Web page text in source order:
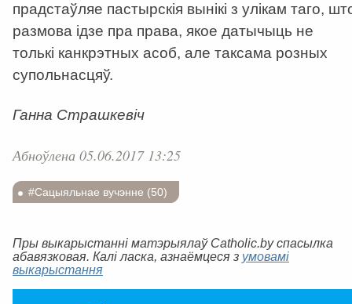
прадстаўляе пастырскія вынікі з улікам таго,
размова ідзе пра права, якое датычыць не
толькі канкрэтных асоб, але таксама розных
супольнасцяў.
Ганна Страшкевіч
Абноўлена 05.06.2017 13:25
#Сацыяльнае вучэнне (50)
Пры выкарыстанні матэрыялаў Catholic.by спасылка
абавязковая. Калі ласка, азнаёмцеся з умовамі
выкарыстання